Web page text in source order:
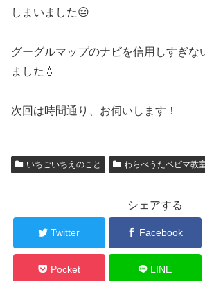
しまいました😔
グーグルマップのナビを信用しすぎな
ました💧
次回は時間通り、お伺いします！
いちごいちえのこと わらべうたベビマ教
シェアする
Twitter Facebook
Pocket LINE